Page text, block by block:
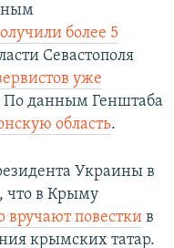
более 5
Севастополя
уже
По данным Генштаба
область.
Украины в
что в Крыму
вручают повестки в
крымских татар.